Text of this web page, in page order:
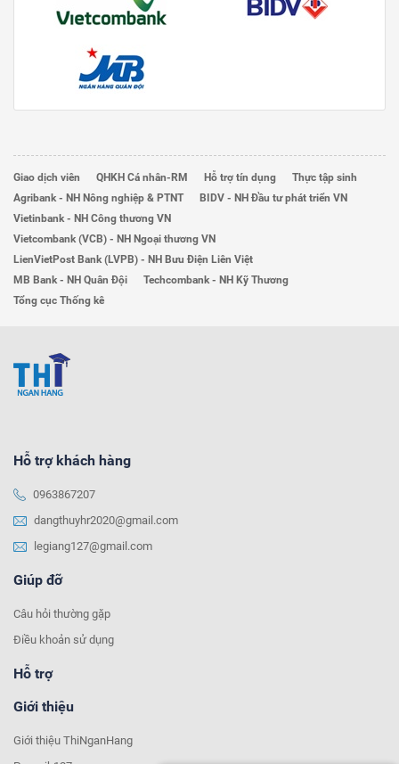
Giao dịch viên QHKH Cá nhân-RM Hỗ trợ tín dụng
Thực tập sinh
Agribank - NH Nông nghiệp & PTNT
BIDV - NH Đầu tư phát triển VN
Vietinbank - NH Công thương VN
Vietcombank (VCB) - NH Ngoại thương VN
LienVietPost Bank (LVPB) - NH Bưu Điện Liên Việt
MB Bank - NH Quân Đội
Techcombank - NH Kỹ Thương
Tổng cục Thống kê
Hỗ trợ khách hàng
0963867207
dangthuyhr2020@gmail.com
legiang127@gmail.com
Giúp đỡ
Câu hỏi thường gặp
Điều khoản sử dụng
Hỗ trợ
Giới thiệu
Giới thiệu ThiNganHang